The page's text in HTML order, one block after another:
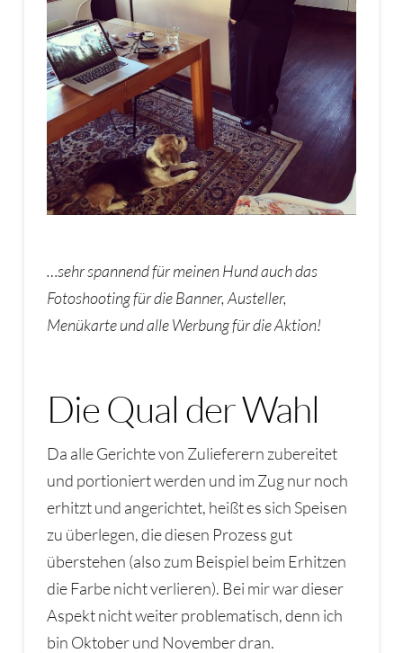
…sehr spannend für meinen Hund auch das
Fotoshooting für die Banner, Austeller,
Menükarte und alle Werbung für die Aktion!
Die Qual der Wahl
Da alle Gerichte von Zulieferern zubereitet
und portioniert werden und im Zug nur noch
erhitzt und angerichtet, heißt es sich Speisen
zu überlegen, die diesen Prozess gut
überstehen (also zum Beispiel beim Erhitzen
die Farbe nicht verlieren). Bei mir war dieser
Aspekt nicht weiter problematisch, denn ich
bin Oktober und November dran.